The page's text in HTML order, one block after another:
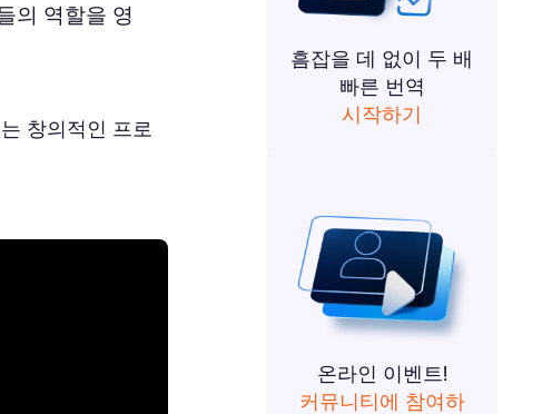
의 역할을 영
창의적인 프로
흠잡을 데 없이 두 배
빠른 번역
시작하기
온라인 이벤트!
커뮤니티에 참여하